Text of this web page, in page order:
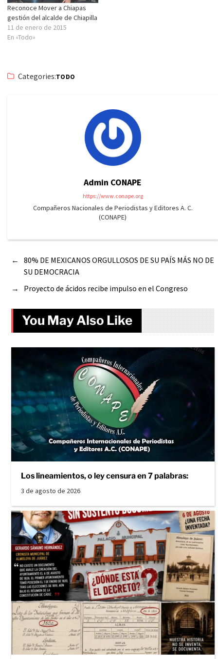
Reconoce Mover a Chiapas
gestión del alcalde de Chiapilla
11 de enero de 2015
En «Todo»
Categories:TODO
Admin CONAPE
https://www.conape.org
Compañeros Nacionales de Periodistas y Editores A. C.
(CONAPE)
←
80% DE MEXICANOS ORGULLOSOS DE SU PAÍS MÁS NO DE
SU DEMOCRACIA
→
Proyecto de ácidos recibe impulso en el Congreso
You May Also Like
Los lineamientos, o ley censura en 7 palabras:
3 de agosto de 2026